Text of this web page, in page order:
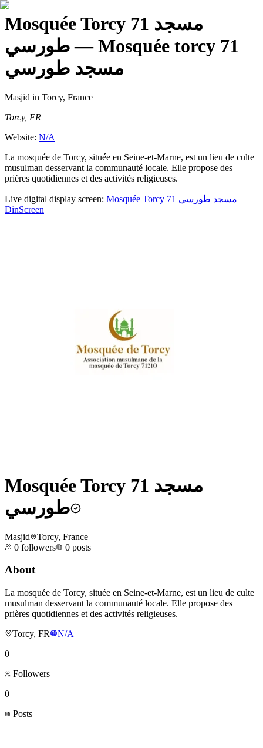
Mosquée Torcy 71 مسجد
طورسي— Mosquée torcy 71
مسجد طورسي
Masjid in Torcy, France
Torcy, FR
Website: N/A
La mosquée de Torcy, située en Seine-et-Marne, est un lieu de culte
musulman desservant la communauté locale. Elle propose des
prières quotidiennes et des activités religieuses.
Live digital display screen:
Mosquée Torcy 71 مسجد طورسي
DinScreen
Mosquée Torcy 71 مسجد
طورسي
Masjid
Torcy, France
0 followers 0 posts
About
La mosquée de Torcy, située en Seine-et-Marne, est un lieu de culte
musulman desservant la communauté locale. Elle propose des
prières quotidiennes et des activités religieuses.
Torcy, FR
N/A
0
Followers
0
Posts